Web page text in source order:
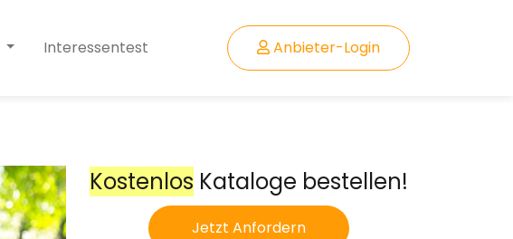
Interessentest Anbieter-Login
Kostenlos Kataloge bestellen!
Jetzt Anfordern